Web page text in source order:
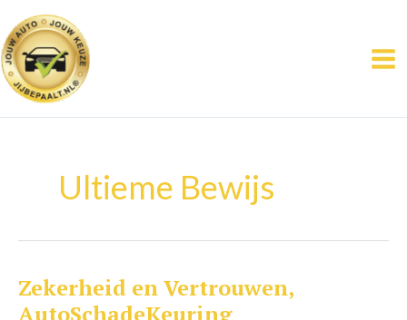
naar
de
inhoud
Ultieme Bewijs
Zekerheid en Vertrouwen,
AutoSchadeKeuring
Zekerheid